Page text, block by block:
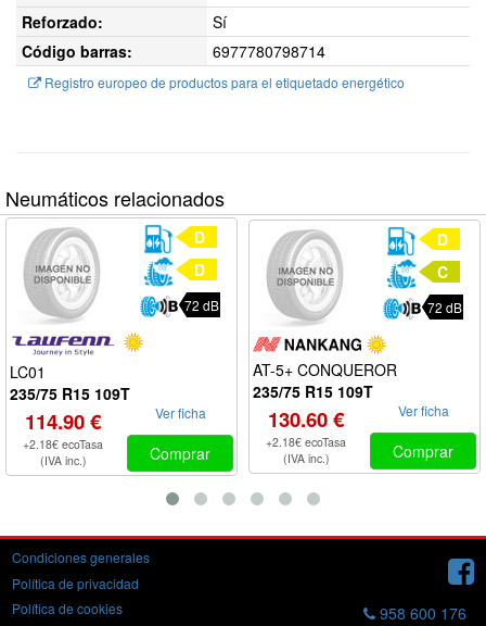
Reforzado:
Sí
Código barras:
6977780798714
Registro europeo de productos para el etiquetado energético
Neumáticos relacionados
D
D
72 dB
LC01
235/75 R15 109T
114.90 €
+2.18€ ecoTasa
(IVA inc.)
Ver ficha
Comprar
D
C
72 dB
AT-5+ CONQUEROR
235/75 R15 109T
130.60 €
+2.18€ ecoTasa
(IVA inc.)
Ver ficha
Comprar
Condiciones generales
Política de privacidad
Política de cookies
958 600 176